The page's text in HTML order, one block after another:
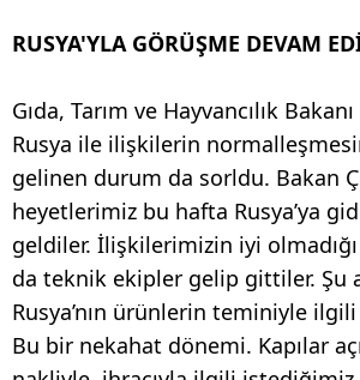
RUSYA'YLA GÖRÜŞME DEVAM
Gıda, Tarım ve Hayvancılık
Rusya ile ilişkilerin
gelinen durum da sorldu. Bakan
heyetlerimiz bu hafta Rusya’ya
geldiler. İlişkilerimizin iyi
da teknik ekipler gelip gittiler. Şu
Rusya’nın ürünlerin teminiyle ilgili
Bu bir nekahat dönemi. Kapılar